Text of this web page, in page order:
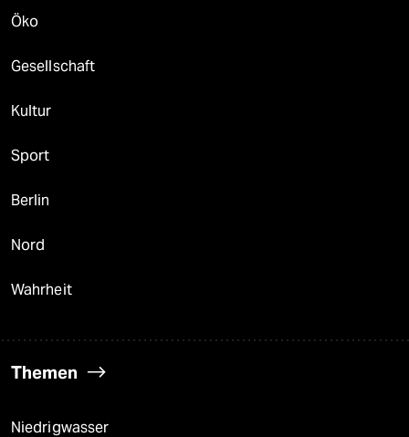
Öko
Gesellschaft
Kultur
Sport
Berlin
Nord
Wahrheit
Themen
Niedrigwasser